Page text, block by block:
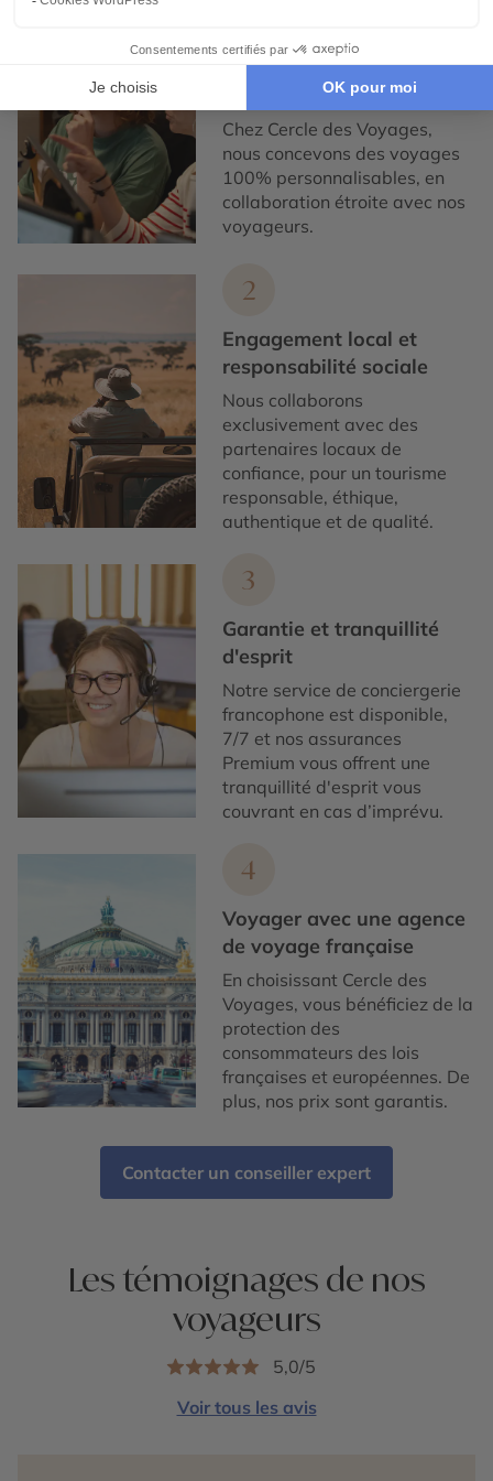
Expertise et co-
construction
Chez Cercle des Voyages,
nous concevons des voyages
100% personnalisables, en
collaboration étroite avec nos
voyageurs.
2
Engagement local et
responsabilité sociale
Nous collaborons
exclusivement avec des
partenaires locaux de
confiance, pour un tourisme
responsable, éthique,
authentique et de qualité.
3
Garantie et tranquillité
d'esprit
Notre service de conciergerie
francophone est disponible,
7/7 et nos assurances
Premium vous offrent une
tranquillité d'esprit vous
couvrant en cas d’imprévu.
4
Voyager avec une agence
de voyage française
En choisissant Cercle des
Voyages, vous bénéficiez de la
protection des
consommateurs des lois
françaises et européennes. De
plus, nos prix sont garantis.
Contacter un conseiller expert
Les témoignages de nos
voyageurs
5,0/5
Voir tous les avis